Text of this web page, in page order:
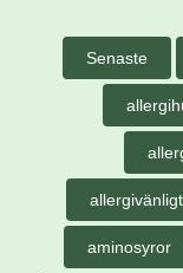
Senaste
aminosyror